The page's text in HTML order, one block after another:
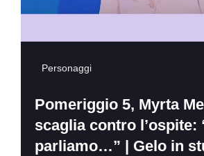
Personaggi
Pomeriggio 5, Myrta
scaglia contro l’ospite:
parliamo…” | Gelo in